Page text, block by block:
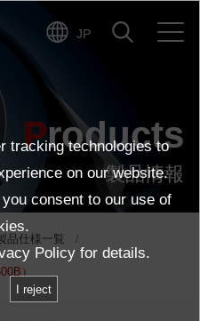
JP
Products
製品情報
品仕様一覧
）
tracking technologies to
on our website.
consent to our use of
Policy for details.
I reject